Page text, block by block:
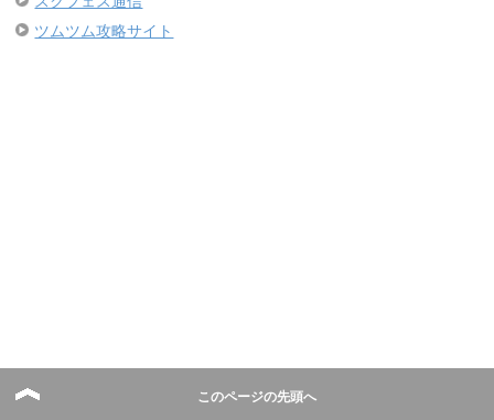
ツムツム攻略サイト
このページの先頭へ